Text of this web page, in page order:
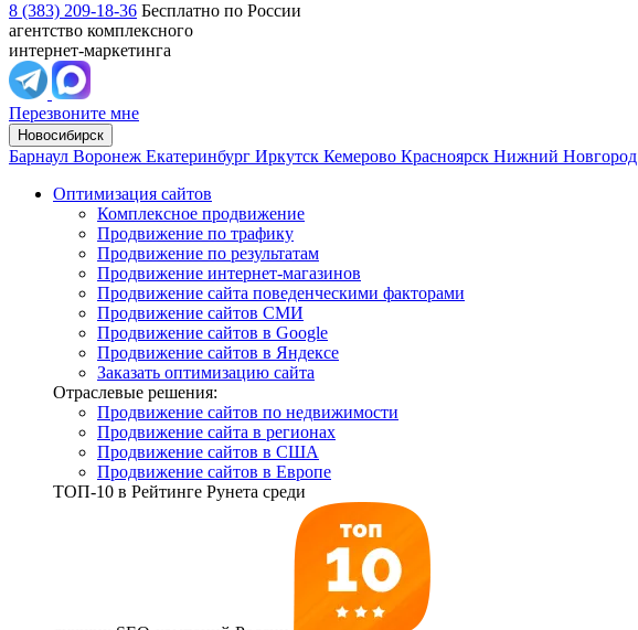
8 (383) 209-18-36 Бесплатно по России
агентство комплексного
интернет-маркетинга
Перезвоните мне
Новосибирск
Барнаул Воронеж Екатеринбург Иркутск Кемерово Красноярск Нижний Новгород
Оптимизация сайтов
Комплексное продвижение
Продвижение по трафику
Продвижение по результатам
Продвижение интернет-магазинов
Продвижение сайта поведенческими факторами
Продвижение сайтов СМИ
Продвижение сайтов в Google
Продвижение сайтов в Яндексе
Заказать оптимизацию сайта
Отраслевые решения:
Продвижение сайтов по недвижимости
Продвижение сайта в регионах
Продвижение сайтов в США
Продвижение сайтов в Европе
ТОП-10 в Рейтинге Рунета среди